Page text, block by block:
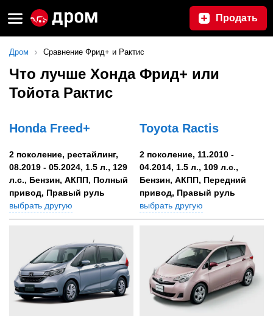
Продать
Дром Сравнение Фрид+ и Рактис
Что лучше Хонда Фрид+ или
Тойота Рактис
Honda Freed+ Toyota Ractis
2 поколение, рестайлинг,
08.2019 - 05.2024, 1.5 л., 129
л.с., Бензин, АКПП, Полный
привод, Правый руль
выбрать другую
2 поколение, 11.2010 -
04.2014, 1.5 л., 109 л.с.,
Бензин, АКПП, Передний
привод, Правый руль
выбрать другую